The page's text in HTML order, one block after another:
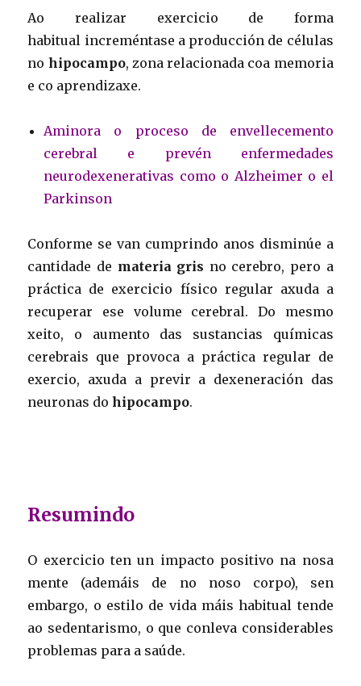
Ao realizar exercicio de forma
habitual increméntase a producción de células
no hipocampo, zona relacionada coa memoria
e co aprendizaxe.
Aminora o proceso de envellecemento
cerebral e prevén enfermedades
neurodexenerativas como o Alzheimer o el
Parkinson
Conforme se van cumprindo anos disminúe a
cantidade de materia gris no cerebro, pero a
práctica de exercicio físico regular axuda a
recuperar ese volume cerebral. Do mesmo
xeito, o aumento das sustancias químicas
cerebrais que provoca a práctica regular de
exercio, axuda a previr a dexeneración das
neuronas dohipocampo.
Resumindo
O exercicio ten un impacto positivo na nosa
mente (ademáis de no noso corpo), sen
embargo, o estilo de vida máis habitual tende
ao sedentarismo, o que conleva considerables
problemas para a saúde.